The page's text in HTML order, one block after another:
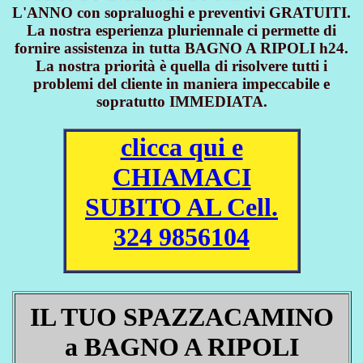
L'ANNO con sopraluoghi e preventivi GRATUITI.
La nostra esperienza pluriennale ci permette di
fornire assistenza in tutta BAGNO A RIPOLI h24.
La nostra priorità è quella di risolvere tutti i
problemi del cliente in maniera impeccabile e
sopratutto IMMEDIATA.
clicca qui e
CHIAMACI
SUBITO AL Cell.
324 9856104
IL TUO SPAZZACAMINO
a BAGNO A RIPOLI